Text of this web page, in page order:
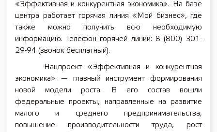
«Эффективная и конкурентная экономика». На базе
центра работает горячая линия «Мой бизнес», где
также можно получить всю необходимую
информацию. Телефон горячей линии: 8 (800) 301-
29-94 (звонок бесплатный).
Нацпроект «Эффективная и конкурентная
экономика» — главный инструмент формирования
новой модели роста. В его состав вошли
федеральные проекты, направленные на развитие
малого и среднего предпринимательства,
повышение производительности труда, рост